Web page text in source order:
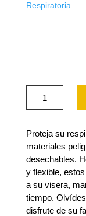
Respiratoria
protectora
para
Face
cantidad
Proteja su
materiales
desechables.
y flexible,
a su visera,
tiempo.
disfrute de su